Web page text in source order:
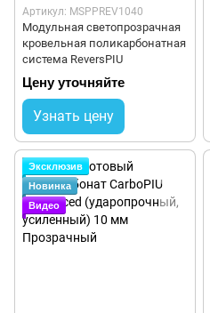
Артикул: MSPPREV1040
Модульная светопрозрачная
кровельная поликарбонатная
система ReversPIU
Цену уточняйте
Узнать цену
Эксклюзив
Новинка
Видео